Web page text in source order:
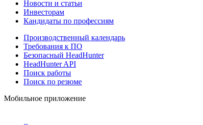
Новости и статьи
Инвесторам
Кандидаты по профессиям
Производственный календарь
Требования к ПО
Безопасный HeadHunter
HeadHunter API
Поиск работы
Поиск по резюме
Мобильное приложение